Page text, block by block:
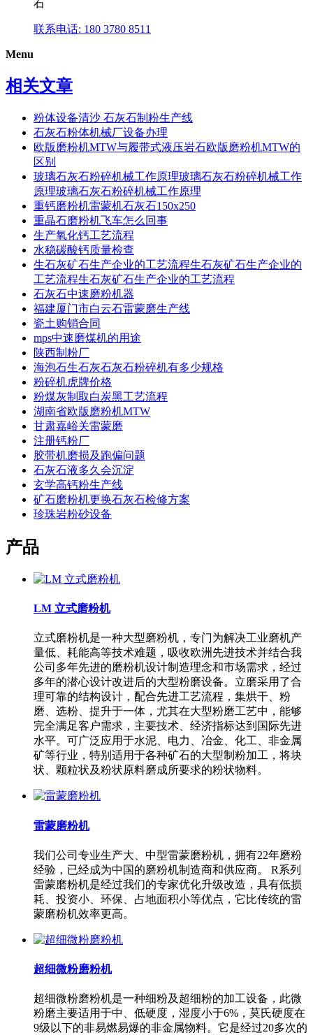
石
联系电话: 180 3780 8511
Menu
相关文章
粉体设备清沙 石灰石制粉生产线
石灰石粉体机械厂设备办理
欧版磨粉机MTW与履带式液压岩石欧版磨粉机MTW的
区别
玻璃石灰石粉碎机械工作原理玻璃石灰石粉碎机械工作
原理玻璃石灰石粉碎机械工作原理
重钙磨粉机雷蒙机石灰石150x250
重晶石磨粉机飞车怎么回事
生产氧化钙工艺流程
水稳碳酸钙质量检查
生石灰矿石生产企业的工艺流程生石灰矿石生产企业的
工艺流程生石灰矿石生产企业的工艺流程
石灰石中速磨粉机器
福建厦门市白云石雷蒙磨生产线
瓷土购销合同
mps中速磨煤机的用途
陕西制粉厂
海泡石生石灰石灰石粉碎机有多少规格
粉碎机虎牌价格
粉煤灰制取白炭黑工艺流程
湖南省欧版磨粉机MTW
甘肃嘉峪关雷蒙磨
注册钙粉厂
胶带机磨损及跑偏问题
石灰石液多久会沉淀
玄学高钙粉生产线
矿石磨粉机更换石灰石检修方案
珍珠岩粉砂设备
产品
LM 立式磨粉机
立式磨粉机是一种大型磨粉机，专门为解决工业磨机产
量低、耗能高等技术难题，吸收欧洲先进技术并结合我
公司多年先进的磨粉机设计制造理念和市场需求，经过
多年的潜心设计改进后的大型粉磨设备。立磨采用了合
理可靠的结构设计，配合先进工艺流程，集烘干、粉
磨、选粉、提升于一体，尤其在大型粉磨工艺中，能够
完全满足客户需求，主要技术、经济指标达到国际先进
水平。可广泛应用于水泥、电力、冶金、化工、非金属
矿等行业，特别适用于各种矿石的大型制粉加工，将块
状、颗粒状及粉状原料磨成所要求的粉状物料。
雷蒙磨粉机
我们公司专业生产大、中型雷蒙磨粉机，拥有22年磨粉
经验，已经成为中国的磨粉机制造商和供应商。 R系列
雷蒙磨粉机是经过我们的专家优化升级改造，具有低损
耗、投资小、环保、占地面积小等优点，它比传统的雷
蒙磨粉机效率更高。
超细微粉磨粉机
超细微粉磨粉机是一种细粉及超细粉的加工设备，此微
粉磨主要适用于中、低硬度，湿度小于6%，莫氏硬度在
9级以下的非易燃易爆的非金属物料。它是经过20多次的